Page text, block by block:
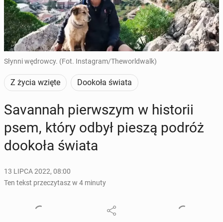
Słynni wędrowcy. (Fot. Instagram/Theworldwalk)
Z życia wzięte Dookoła świata
Sa­van­nah pierw­szym w hi­sto­rii
psem, który odbył pieszą podróż
dookoła świata
13 LIPCA 2022, 08:00
Ten tekst przeczytasz w 4 minuty